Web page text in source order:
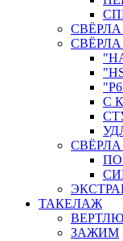
С
ПО
ТАКЕЛАЖ
ЗАЖИМ